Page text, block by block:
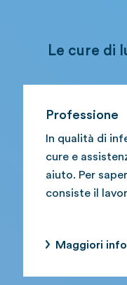
Le cure di
Professione
In qualità di
cure e
aiuto. Per
consiste il
Maggiori